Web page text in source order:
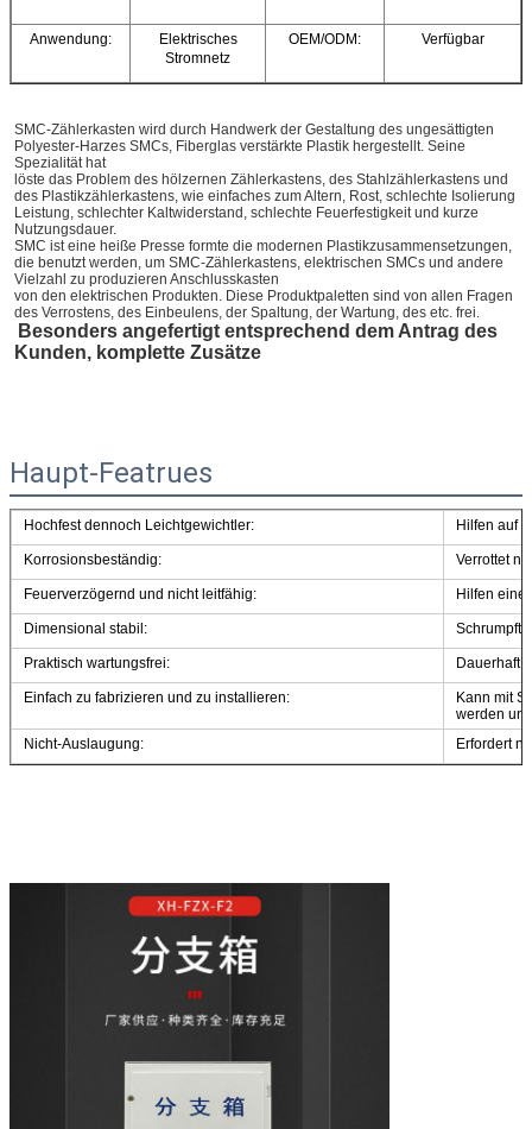
Anwendung:
Elektrisches
Stromnetz
OEM/ODM: Verfügbar
SMC-Zählerkasten wird durch Handwerk der Gestaltung des ungesättigten
Polyester-Harzes SMCs, Fiberglas verstärkte Plastik hergestellt. Seine
Spezialität hat
löste das Problem des hölzernen Zählerkastens, des Stahlzählerkastens und
des Plastikzählerkastens, wie einfaches zum Altern, Rost, schlechte Isolierung
Leistung, schlechter Kaltwiderstand, schlechte Feuerfestigkeit und kurze
Nutzungsdauer.
SMC ist eine heiße Presse formte die modernen Plastikzusammensetzungen,
die benutzt werden, um SMC-Zählerkastens, elektrischen SMCs und andere
Vielzahl zu produzieren Anschlusskasten
von den elektrischen Produkten. Diese Produktpaletten sind von allen Fragen
des Verrostens, des Einbeulens, der Spaltung, der Wartung, des etc. frei.
Besonders angefertigt entsprechend dem Antrag des
Kunden, komplette Zusätze
Haupt-Featrues
Hochfest dennoch Leichtgewichtler: Hilfen auf
Korrosionsbeständig: Verrottet
Feuerverzögernd und nicht leitfähig: Hilfen eine
Dimensional stabil: Schrumpft
Praktisch wartungsfrei: Dauerhaft
Einfach zu fabrizieren und zu installieren:
Kann mit
werden
Nicht-Auslaugung:
Erfordert